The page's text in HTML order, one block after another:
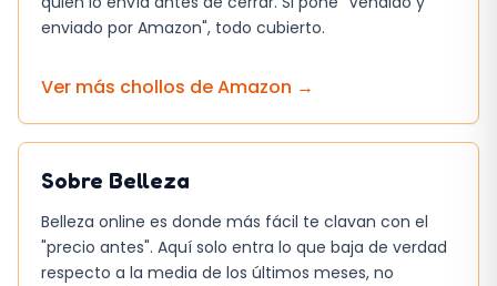
El último detalle que marca la diferencia es la
opaca ni se clava, manteniendo la apariencia
fresca durante todo el día.
enviado por Amazon", todo cubierto.
Ver más chollos deAmazon →
Sobre Belleza
Belleza online es donde más fácil te clavan con el
"precio antes". Aquí solo entra lo que baja de verdad
respecto a la media de los últimos meses, no